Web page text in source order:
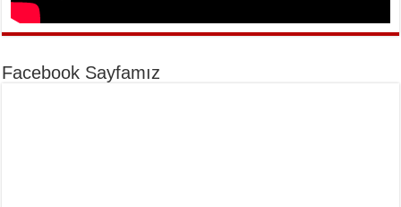
Facebook Sayfamız